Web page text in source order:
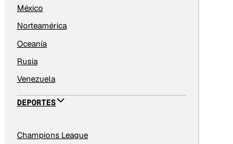
México
Norteamérica
Oceanía
Rusia
Venezuela
DEPORTES
Champions League